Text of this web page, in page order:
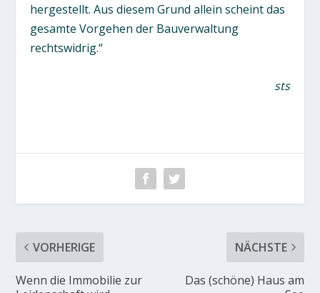
hergestellt. Aus diesem Grund allein scheint das
gesamte Vorgehen der Bauverwaltung
rechtswidrig.“
sts
VORHERIGE
Wenn die Immobilie zur
NÄCHSTE
Das (schöne) Haus am